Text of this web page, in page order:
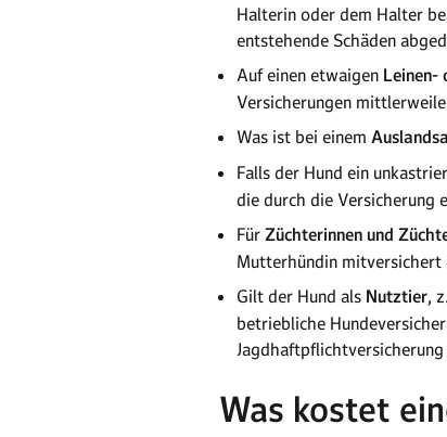
Halterin oder dem Halter
entstehende Schäden
Auf einen etwaigen Leinen-
Versicherungen
Was ist bei einem
Falls der Hund ein
die durch die Versicherung
Für Züchterinnen und
Mutterhündin mitversichert
Gilt der Hund als Nutztier,
betriebliche
Was kostet